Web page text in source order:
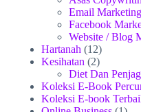
Email Marketing
Facebook
Website / Blog
Hartanah (12)
Kesihatan (2)
Diet Dan
Koleksi E-Book
Koleksi E-book